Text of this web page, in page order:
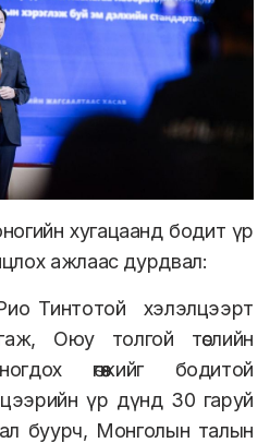
хугацаанд бодит үр
ажлаас дурдвал:
Тинтотой хэлэлцээрт
Оюу толгой төслийн
өгөөжийг бодитой
үр дүнд 30 гаруй
буурч, Монголын талын